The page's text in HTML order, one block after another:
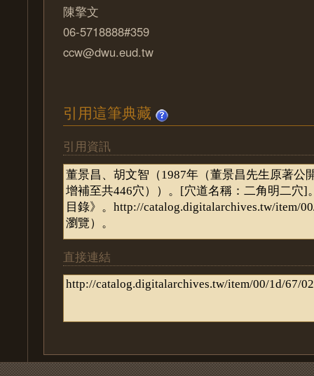
陳擎文
06-5718888#359
ccw@dwu.eud.tw
引用這筆典藏
引用資訊
直接連結